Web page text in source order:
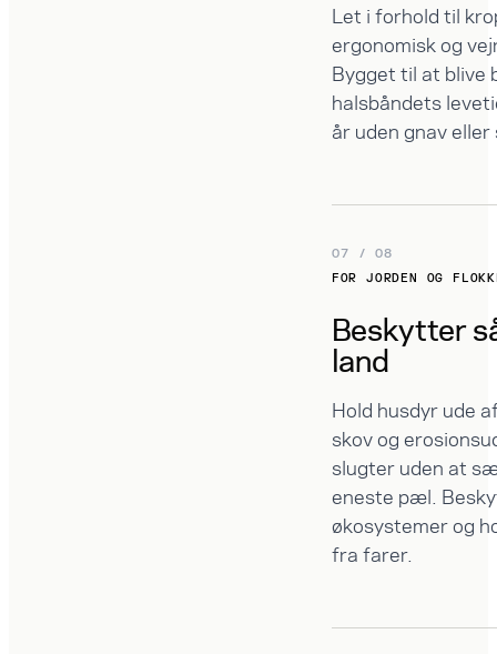
Let i forhold til
ergonomisk og
Bygget til at blive
halsbåndets
år uden gnav eller
07 / 08
FOR JORDEN OG
Beskytter
land
Hold husdyr ude
skov og
slugter uden at
eneste pæl.
økosystemer og
fra farer.